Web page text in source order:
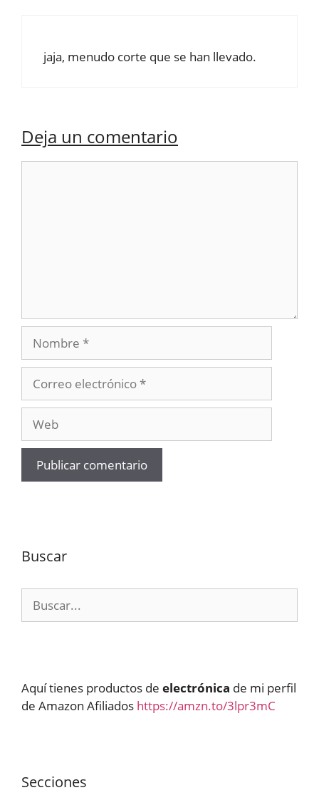
jaja, menudo corte que se han llevado.
Deja un comentario
Nombre
electrónico
Buscar
Aquí tienes productos de electrónica de mi perfil
de Amazon Afiliados https://amzn.to/3lpr3mC
Secciones